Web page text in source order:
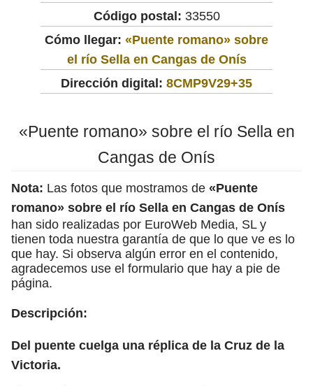
Código postal: 33550
Cómo llegar: «Puente romano» sobre
el río Sella en Cangas de Onís
Dirección digital: 8CMP9V29+35
«Puente romano» sobre el río Sella en
Cangas de Onís
Nota: Las fotos que mostramos de «Puente
romano» sobre el río Sella en Cangas de Onís
han sido realizadas por EuroWeb Media, SL y
tienen toda nuestra garantía de que lo que ve es lo
que hay. Si observa algún error en el contenido,
agradecemos use el formulario que hay a pie de
página.
Descripción:
Del puente cuelga una réplica de la Cruz de la
Victoria.